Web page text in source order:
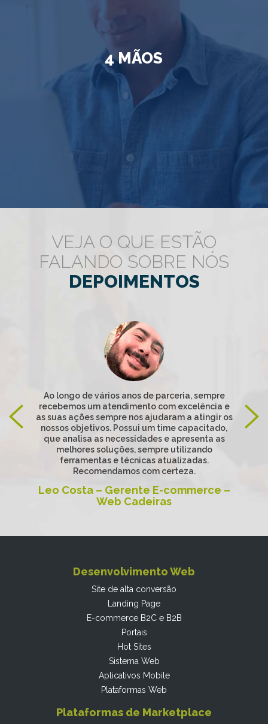
4 MÃOS
VEJA O QUE ESTÃO
FALANDO SOBRE NÓS
DEPOIMENTOS
Ao longo de vários anos de parceria, sempre
recebemos um atendimento com excelência e
as suas ações sempre nos ajudaram a atingir os
nossos objetivos. Possui um time capacitado,
que analisa as necessidades e apresenta as
melhores soluções, sempre utilizando
ferramentas e técnicas atualizadas.
Recomendamos com certeza.
Leo Costa – Gerente E-commerce –
Web Cadeiras
Desenvolvimento Web
Site de alta conversão
Landing Page
E-commerce B2C e B2B
Portais
Hot Sites
Sistema Web
Aplicativos Mobile
Plataformas Web
Plataformas de Marketplace